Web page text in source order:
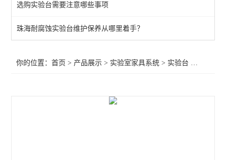
查看全部 >>
选购实验台需要注意哪些事项
珠海耐腐蚀实验台维护保养从哪里着手？
你的位置：首页 > 产品展示 > 实验室家具系统 > 实验台